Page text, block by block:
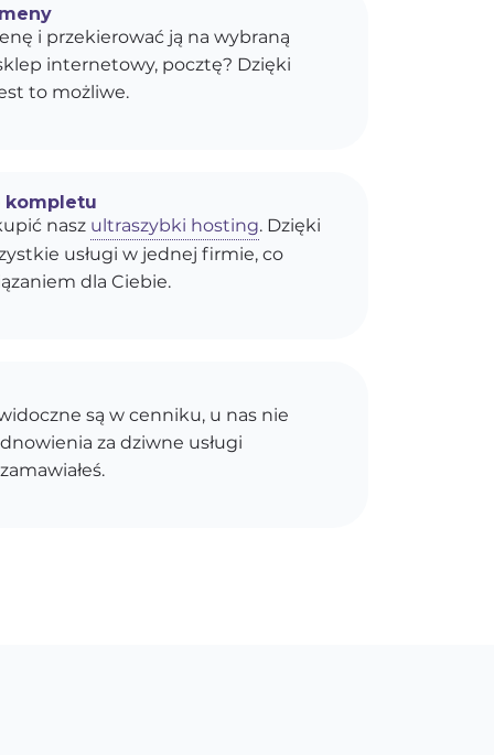
i przekierować ją na wybraną
internetowy, pocztę? Dzięki
to możliwe.
kompletu
nasz ultraszybki hosting. Dzięki
usługi w jednej firmie, co
dla Ciebie.
są w cenniku, u nas nie
za dziwne usługi